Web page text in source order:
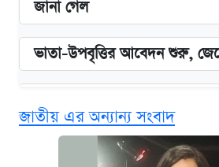
জানা গেল
ভাতা-উপবৃত্তির আবেদন শুরু,
‘গুলশানের চামেলি’ তে
জাতীয় এর অন্যান্য সংবাদ